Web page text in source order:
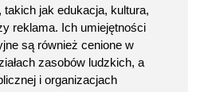
jak edukacja, kultura,
reklama. Ich umiejętności
są również cenione w
zasobów ludzkich, a
i organizacjach